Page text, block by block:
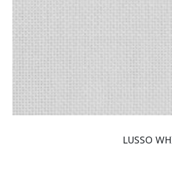
LUSSO